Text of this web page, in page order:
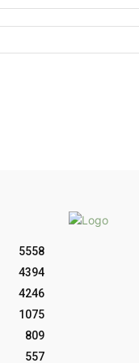
5558
4394
4246
1075
809
557